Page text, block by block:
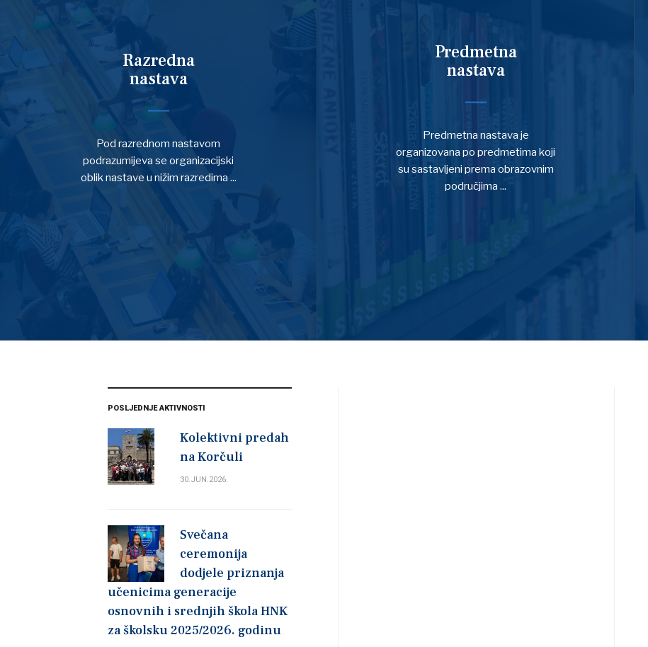
Razredna
nastava
Pod razrednom nastavom
podrazumijeva se organizacijski
oblik nastave u nižim razredima ...
Predmetna
nastava
Predmetna nastava je
organizovana po predmetima koji
su sastavljeni prema obrazovnim
područjima ...
POSLJEDNJE AKTIVNOSTI
Kolektivni predah
na Korčuli
30.JUN.2026.
Svečana
ceremonija
dodjele priznanja
učenicima generacije
osnovnih i srednjih škola HNK
za školsku 2025/2026. godinu